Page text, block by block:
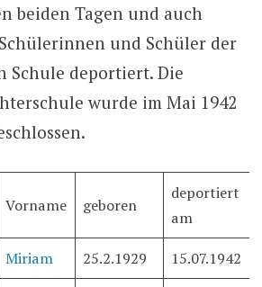
beiden Tagen und auch
und Schüler der
Schule deportiert. Die
wurde im Mai 1942
Vorname geboren
deportiert
am
Miriam 25.2.1929 15.07.1942